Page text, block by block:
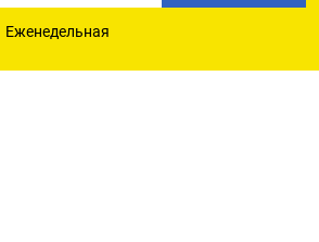
Еженедельная
«Ангстрем»,